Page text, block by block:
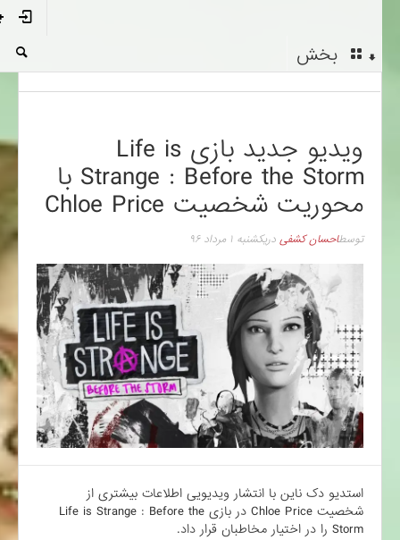
بخش
ویدیو جدید بازی Life is
Strange : Before the Storm با
محوریت شخصیت Chloe Price
توسطاحسان کشفیدریکشنبه ۱ مرداد ۹۶
استدیو دک ناین با انتشار ویدیویی اطلاعات بیشتری از
شخصیت Chloe Price در بازی Life is Strange : Before the
Storm را در اختیار مخاطبان قرار داد.